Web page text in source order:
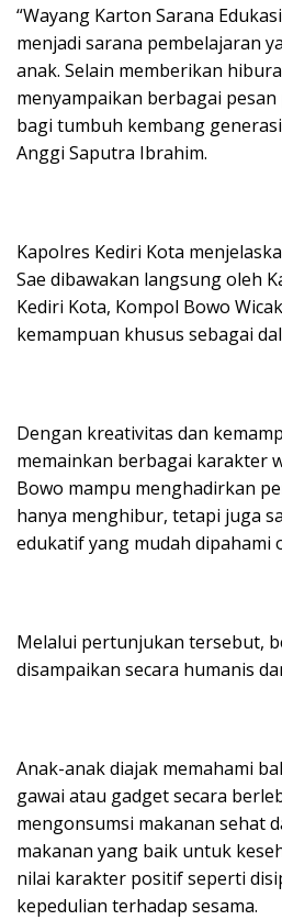
“Wayang Karton Sarana
menjadi sarana pembelajaran
anak. Selain memberikan
menyampaikan berbagai
bagi tumbuh kembang generasi
Anggi Saputra Ibrahim.
Kapolres Kediri Kota
Sae dibawakan langsung oleh
Kediri Kota, Kompol Bowo
kemampuan khusus sebagai
Dengan kreativitas dan
memainkan berbagai karakter
Bowo mampu menghadirkan
hanya menghibur, tetapi juga
edukatif yang mudah dipahami
Melalui pertunjukan tersebut,
disampaikan secara humanis
Anak-anak diajak memahami
gawai atau gadget secara
mengonsumsi makanan sehat
makanan yang baik untuk
nilai karakter positif seperti
kepedulian terhadap sesama.